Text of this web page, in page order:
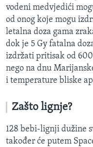
vodeni medvjedići
od onog koje mogu
letalna doza gama
dok je 5 Gy fatalna
izdržati pritisak od
nego na dnu
i temperature bliske
Zašto lignje?
128 bebi-lignji dužine
također će putem